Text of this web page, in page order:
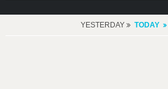
YESTERDAY TODAY